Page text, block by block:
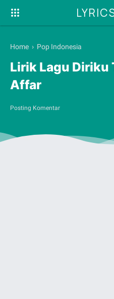
Home › Pop Indonesia
Lirik Lagu Diriku
Affar
Posting Komentar